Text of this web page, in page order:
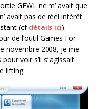
GFWL ne m’ avait que
avait pas de réel intérêt
(cf détails ici).
de l’outil Games For
novembre 2008, je me
voir s’il s’ agissait
lifting.